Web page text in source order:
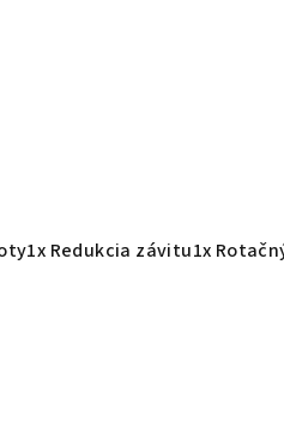
Redukcia závitu1x